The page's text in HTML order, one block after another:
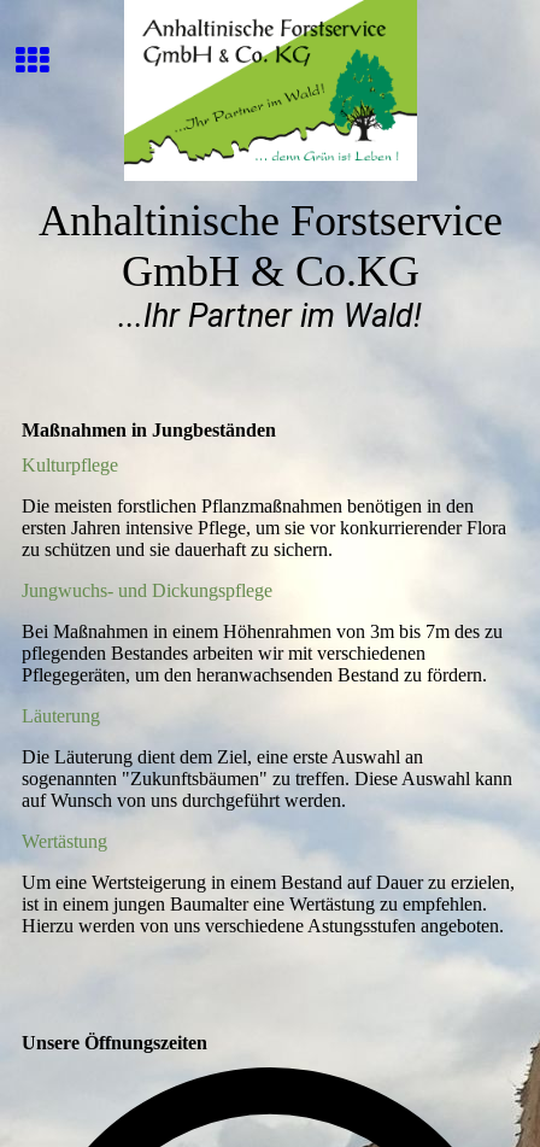
Anhaltinische Forstservice
GmbH & Co.KG
...Ihr Partner im Wald!
Maßnahmen in Jungbeständen
Kulturpflege
Die meisten forstlichen Pflanzmaßnahmen benötigen in den
ersten Jahren intensive Pflege, um sie vor konkurrierender Flora
zu schützen und sie dauerhaft zu sichern.
Jungwuchs- und Dickungspflege
Bei Maßnahmen in einem Höhenrahmen von 3m bis 7m des zu
pflegenden Bestandes arbeiten wir mit verschiedenen
Pflegegeräten, um den heranwachsenden Bestand zu fördern.
Läuterung
Die Läuterung dient dem Ziel, eine erste Auswahl an
sogenannten "Zukunftsbäumen" zu treffen. Diese Auswahl kann
auf Wunsch von uns durchgeführt werden.
Wertästung
Um eine Wertsteigerung in einem Bestand auf Dauer zu erzielen,
ist in einem jungen Baumalter eine Wertästung zu empfehlen.
Hierzu werden von uns verschiedene Astungsstufen angeboten.
Unsere Öffnungszeiten